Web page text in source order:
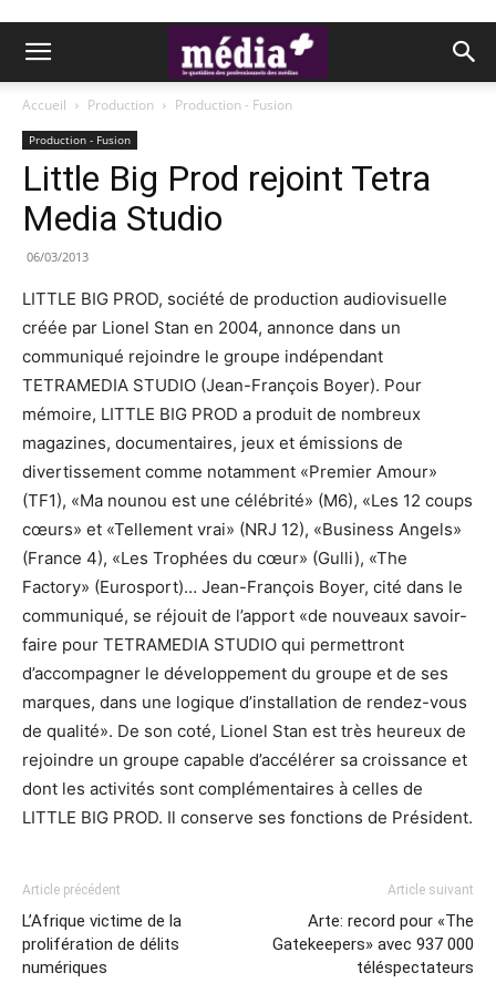
Accueil Production Production - Fusion
Production - Fusion
Little Big Prod rejoint Tetra
Media Studio
06/03/2013
LITTLE BIG PROD, société de production audiovisuelle
créée par Lionel Stan en 2004, annonce dans un
communiqué rejoindre le groupe indépendant
TETRAMEDIA STUDIO (Jean-François Boyer). Pour
mémoire, LITTLE BIG PROD a produit de nombreux
magazines, documentaires, jeux et émissions de
divertissement comme notamment «Premier Amour»
(TF1), «Ma nounou est une célébrité» (M6), «Les 12 coups
cœurs» et «Tellement vrai» (NRJ 12), «Business Angels»
(France 4), «Les Trophées du cœur» (Gulli), «The
Factory» (Eurosport)… Jean-François Boyer, cité dans le
communiqué, se réjouit de l’apport «de nouveaux savoir-
faire pour TETRAMEDIA STUDIO qui permettront
d’accompagner le développement du groupe et de ses
marques, dans une logique d’installation de rendez-vous
de qualité». De son coté, Lionel Stan est très heureux de
rejoindre un groupe capable d’accélérer sa croissance et
dont les activités sont complémentaires à celles de
LITTLE BIG PROD. Il conserve ses fonctions de Président.
Article précédent
L’Afrique victime de la
prolifération de délits
numériques
Article suivant
Arte: record pour «The
Gatekeepers» avec 937 000
téléspectateurs